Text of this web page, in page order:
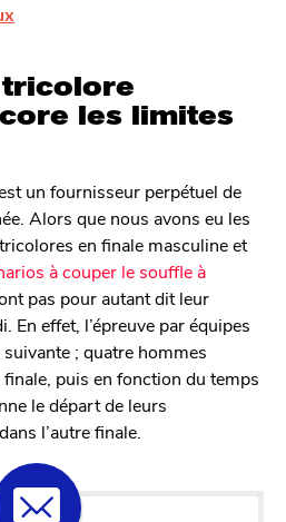
les limites
un fournisseur perpétuel de
Alors que nous avons eu les
en finale masculine et
à couper le souffle à
pas pour autant dit leur
En effet, l’épreuve par équipes
; quatre hommes
puis en fonction du temps
le départ de leurs
l’autre finale.